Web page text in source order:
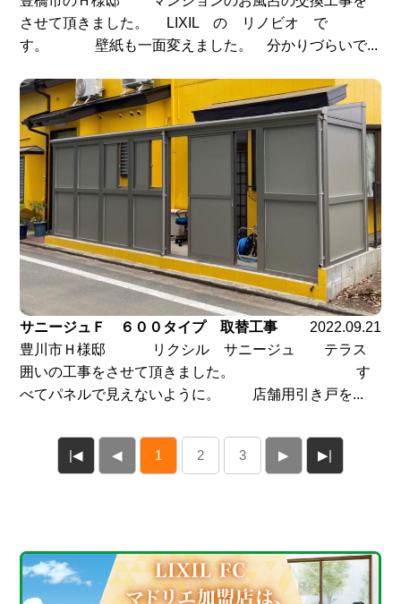
させて頂きました。 LIXIL の リノビオ で
す。 壁紙も一面変えました。 分かりづらいで...
サニージュＦ ６００タイプ 取替工事
2022.09.21
豊川市Ｈ様邸 リクシル サニージュ テラス
囲いの工事をさせて頂きました。 す
べてパネルで見えないように。 店舗用引き戸を...
|◀ ◀ 1 2 3 ▶ ▶|